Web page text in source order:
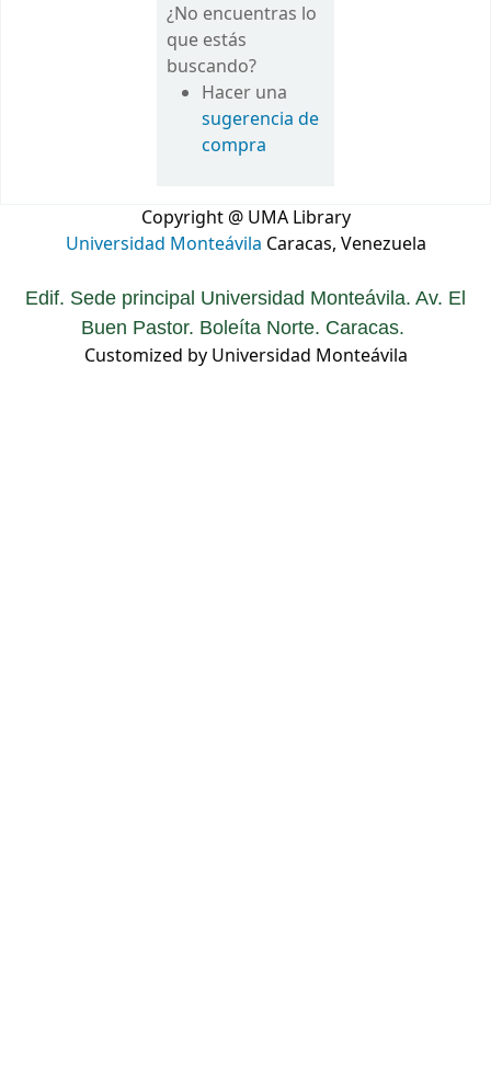
¿No encuentras lo
que estás
buscando?
Hacer una
sugerencia de
compra
Copyright @ UMA Library
Universidad Monteávila Caracas, Venezuela
Edif. Sede principal Universidad Monteávila. Av. El
Buen Pastor. Boleíta Norte. Caracas.
Customized by Universidad Monteávila